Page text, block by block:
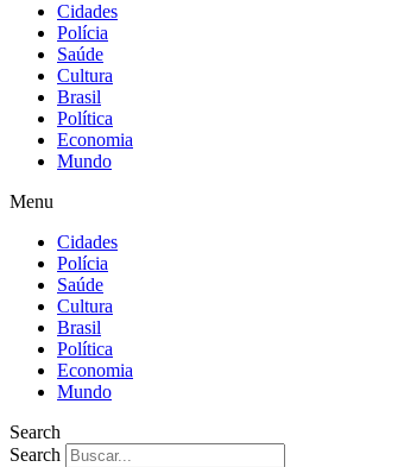
Cidades
Polícia
Saúde
Cultura
Brasil
Política
Economia
Mundo
Menu
Cidades
Polícia
Saúde
Cultura
Brasil
Política
Economia
Mundo
Search
Search